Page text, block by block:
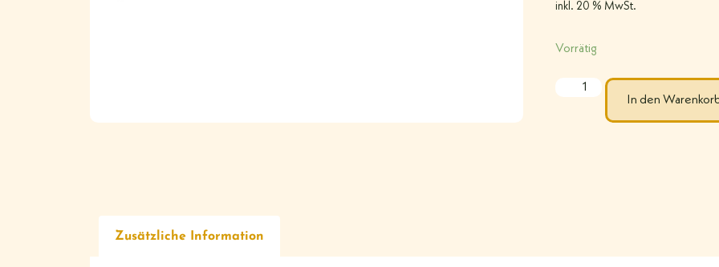
inkl. 20 % MwSt.
Vorrätig
In den
Zusätzliche Information